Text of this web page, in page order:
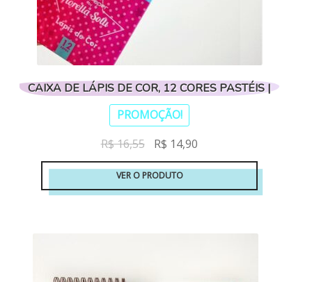
CAIXA DE LÁPIS DE COR, 12 CORES PASTÉIS |
PROMOÇÃO!
R$16,55
O
preço
original
era:
R$ 14,90
preço
é:
VER O PRODUTO